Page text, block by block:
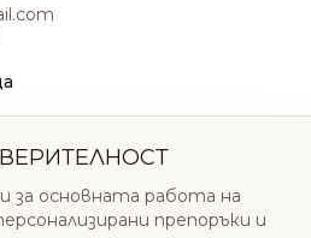
за основната работа на
препоръки и